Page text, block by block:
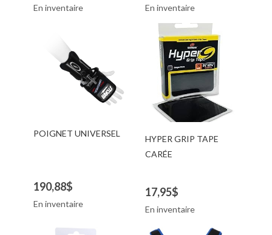
En inventaire En inventaire
POIGNET UNIVERSEL
190,88$
En inventaire
HYPER GRIP TAPE
CARÉE
17,95$
En inventaire